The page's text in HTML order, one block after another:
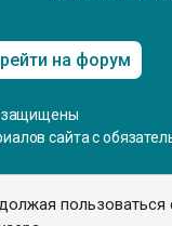
пользоваться
на форум
защищены
сайта с